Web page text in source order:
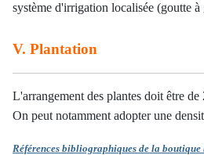
système d'irrigation localisée (goutte
V. Plantation
L'arrangement des plantes doit être
On peut notamment adopter une
Références bibliographiques de la